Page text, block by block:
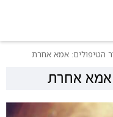
הטיפולים: אמא אחרת
אמא אחרת